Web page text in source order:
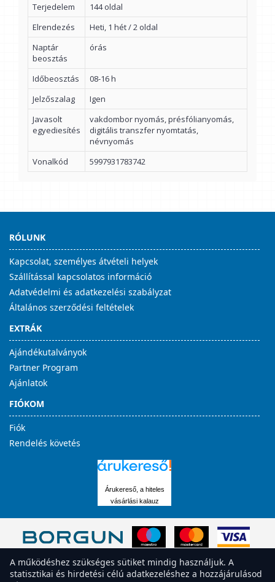
Terjedelem
144 oldal
Elrendezés
Heti, 1 hét / 2 oldal
Naptár
beosztás
órás
Időbeosztás
08-16 h
Jelzőszalag
Igen
Javasolt
egyediesítés
vakdombor nyomás, présfólianyomás,
digitális transzfer nyomtatás,
névnyomás
Vonalkód
5997931783742
RÓLUNK
Kapcsolat, személyes átvételi helyek
Szállítással kapcsolatos információ
Adatvédelmi és adatkezelési szabályzat
Általános szerződési feltételek
EXTRÁK
Ajándékutalványok
Partner Program
Ajánlatok
FIÓKOM
Fiók
Rendelés követés
Árukereső, a hiteles
vásárlási kalauz
A működéshez szükséges sütiket mindig használjuk. A
statisztikai és hirdetési célú adatkezeléshez a hozzájárulásod